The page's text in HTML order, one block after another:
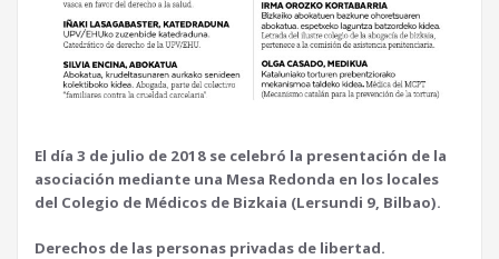
El día 3 de julio de 2018 se celebró la presentación de la
asociación mediante una Mesa Redonda en los locales
del Colegio de Médicos de Bizkaia (Lersundi 9, Bilbao).
Derechos de las personas privadas de libertad.